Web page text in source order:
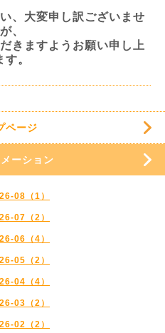
、大変申し訳ございませ
、
きますようお願い申し上
す。
ページ
ーション
08（1）
07（2）
06（4）
05（2）
04（4）
03（2）
02（2）